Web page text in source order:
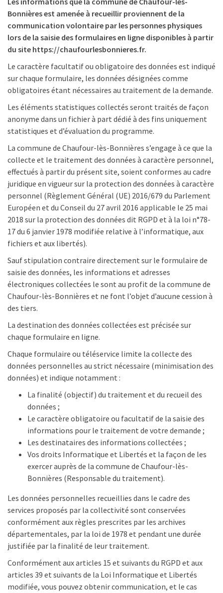
Bonnières est amenée à recueillir proviennent de la
communication volontaire par les personnes physiques
lors de la saisie des formulaires en ligne disponibles à partir
du site https://chaufourlesbonnieres.fr.
Le caractère facultatif ou obligatoire des données est indiqué
sur chaque formulaire, les données désignées comme
obligatoires étant nécessaires au traitement de la demande.
Les éléments statistiques collectés seront traités de façon
anonyme dans un fichier à part dédié à des fins uniquement
statistiques et d’évaluation du programme.
La commune de Chaufour-lès-Bonnières s’engage à ce que la
collecte et le traitement des données à caractère personnel,
effectués à partir du présent site, soient conformes au cadre
juridique en vigueur sur la protection des données à caractère
personnel (Règlement Général (UE) 2016/679 du Parlement
Européen et du Conseil du 27 avril 2016 applicable le 25 mai
2018 sur la protection des données dit RGPD et à la loi n°78-
17 du 6 janvier 1978 modifiée relative à l’informatique, aux
fichiers et aux libertés).
Sauf stipulation contraire directement sur le formulaire de
saisie des données, les informations et adresses
électroniques collectées le sont au profit de la commune de
Chaufour-lès-Bonnières et ne font l’objet d’aucune cession à
des tiers.
La destination des données collectées est précisée sur
chaque formulaire en ligne.
Chaque formulaire ou téléservice limite la collecte des
données personnelles au strict nécessaire (minimisation des
données) et indique notamment :
La finalité (objectif) du traitement et du recueil des
données ;
Le caractère obligatoire ou facultatif de la saisie des
informations pour le traitement de votre demande ;
Les destinataires des informations collectées ;
Vos droits Informatique et Libertés et la façon de les
exercer auprès de la commune de Chaufour-lès-
Bonnières (Responsable du traitement).
Les données personnelles recueillies dans le cadre des
services proposés par la collectivité sont conservées
conformément aux règles prescrites par les archives
départementales, par la loi de 1978 et pendant une durée
justifiée par la finalité de leur traitement.
Conformément aux articles 15 et suivants du RGPD et aux
articles 39 et suivants de la Loi Informatique et Libertés
modifiée, vous pouvez obtenir communication, et le cas